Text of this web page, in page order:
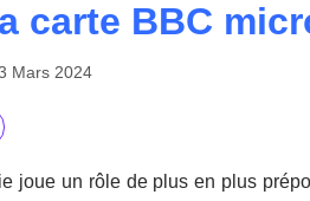
carte BBC
Mars 2024
joue un rôle de plus en plus